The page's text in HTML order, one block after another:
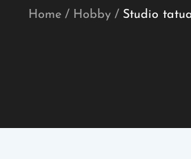
Home Hobby Studio